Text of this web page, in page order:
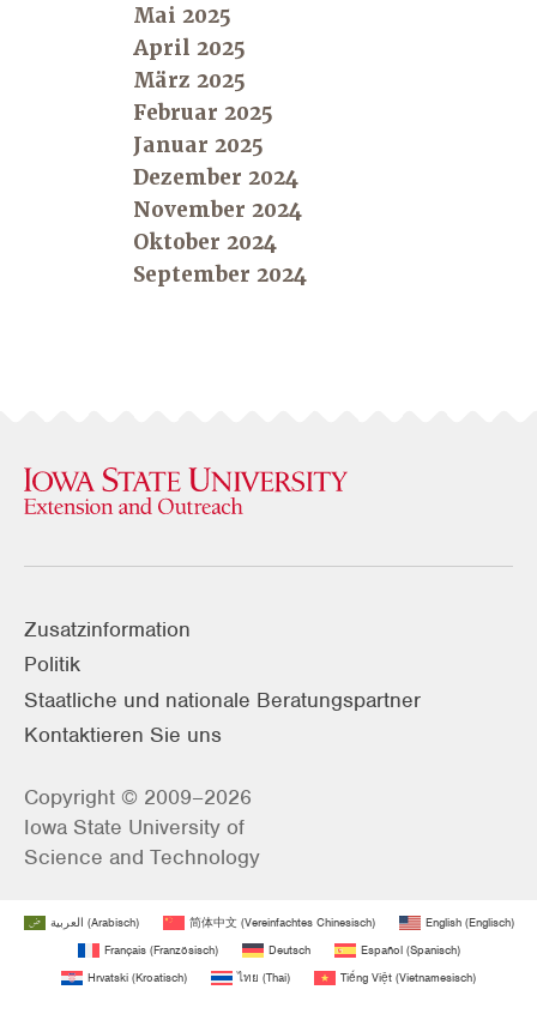
Mai 2025
April 2025
März 2025
Februar 2025
Januar 2025
Dezember 2024
November 2024
Oktober 2024
September 2024
Zusatzinformation
Politik
Staatliche und nationale Beratungspartner
Kontaktieren Sie uns
Copyright © 2009–2026
Iowa State University of
Science and Technology
العربية (Arabisch) 简体中文(Vereinfachtes Chinesisch) English(Englisch)
Français(Französisch) Deutsch Español(Spanisch)
Hrvatski (Kroatisch) ไทย (Thai) Tiếng Việt (Vietnamesisch)